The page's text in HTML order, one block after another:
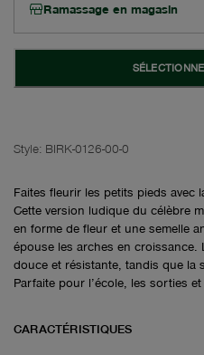
Ramassage en magasin
Style: BIRK-0126-00-0
Faites fleurir les petits pieds avec
Cette version ludique du célèbre
en forme de fleur et une semelle
épouse les arches en croissance.
douce et résistante, tandis que la
Parfaite pour l’école, les sorties
CARACTÉRISTIQUES